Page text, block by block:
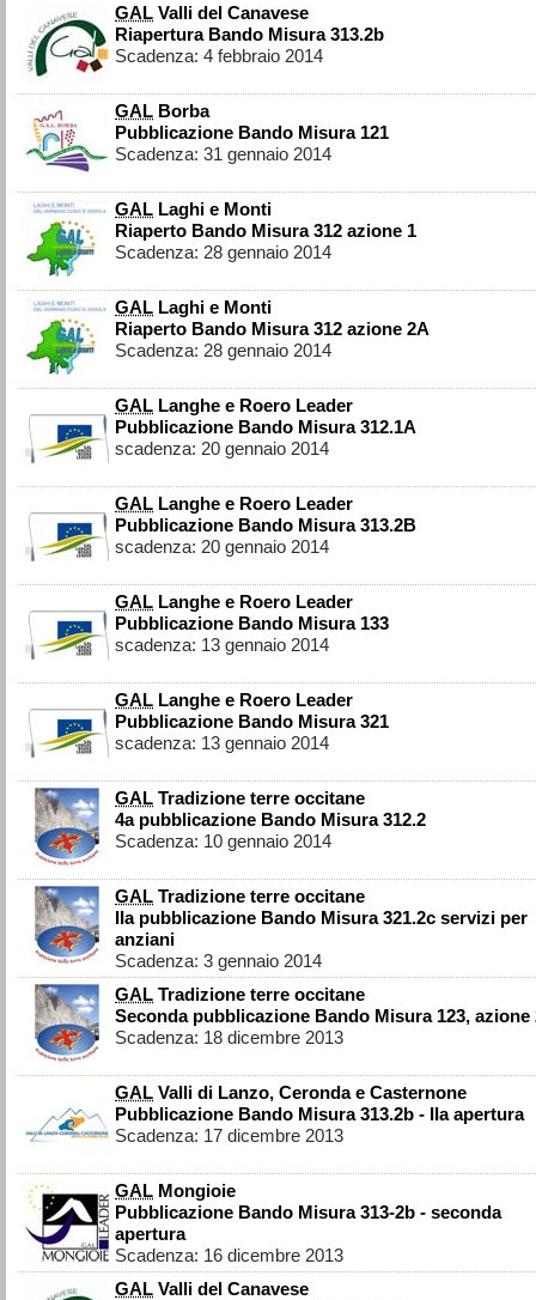
GAL Valli del Canavese
Riapertura Bando Misura 313.2b
Scadenza: 4 febbraio 2014
GAL Borba
Pubblicazione Bando Misura 121
Scadenza: 31 gennaio 2014
GAL Laghi e Monti
Riaperto Bando Misura 312 azione 1
Scadenza: 28 gennaio 2014
GAL Laghi e Monti
Riaperto Bando Misura 312 azione 2A
Scadenza: 28 gennaio 2014
GAL Langhe e Roero Leader
Pubblicazione Bando Misura 312.1A
scadenza: 20 gennaio 2014
GAL Langhe e Roero Leader
Pubblicazione Bando Misura 313.2B
scadenza: 20 gennaio 2014
GAL Langhe e Roero Leader
Pubblicazione Bando Misura 133
scadenza: 13 gennaio 2014
GAL Langhe e Roero Leader
Pubblicazione Bando Misura 321
scadenza: 13 gennaio 2014
GAL Tradizione terre occitane
4a pubblicazione Bando Misura 312.2
Scadenza: 10 gennaio 2014
GAL Tradizione terre occitane
IIa pubblicazione Bando Misura 321.2c servizi per
anziani
Scadenza: 3 gennaio 2014
GAL Tradizione terre occitane
Seconda pubblicazione Bando Misura 123, azione
Scadenza: 18 dicembre 2013
GAL Valli di Lanzo, Ceronda e Casternone
Pubblicazione Bando Misura 313.2b - IIa apertura
Scadenza: 17 dicembre 2013
GAL Mongioie
Pubblicazione Bando Misura 313-2b - seconda
apertura
Scadenza: 16 dicembre 2013
GAL Valli del Canavese